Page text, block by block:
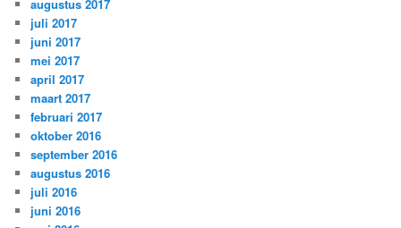
augustus 2017
juli 2017
juni 2017
mei 2017
april 2017
maart 2017
februari 2017
oktober 2016
september 2016
augustus 2016
juli 2016
juni 2016